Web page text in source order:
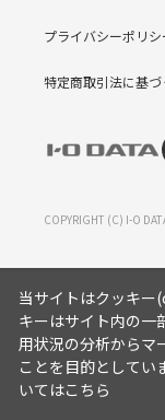
プライバシーポリシ
特定商取引法に基
COPYRIGHT (C) I-O
当サイトはクッキー
キーはサイト内の一
用状況の分析からマ
ことを目的としてい
いてはこちら